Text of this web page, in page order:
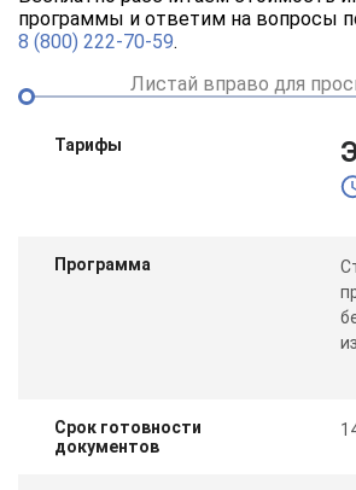
программы и ответим на вопросы
8 (800) 222-70-59.
Листай вправо для
Тарифы
Программа
Срок готовности
документов